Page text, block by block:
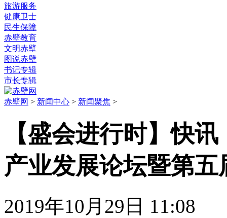
旅游服务
健康卫士
民生保障
赤壁教育
文明赤壁
图说赤壁
书记专辑
市长专辑
赤壁网 > 新闻中心 > 新闻聚焦 >
【盛会进行时】快
产业发展论坛暨第
2019年10月29日